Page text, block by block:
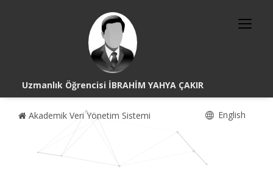
Uzmanlık Öğrencisi İBRAHİM YAHYA ÇAKIR
Akademik Veri Yönetim Sistemi English